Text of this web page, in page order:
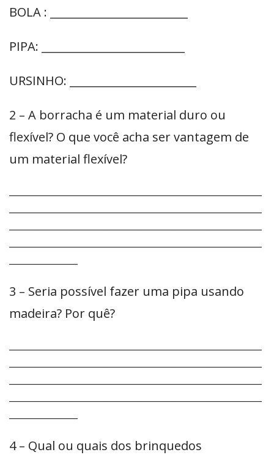
BOLA : _________________________
PIPA: __________________________
URSINHO: _______________________
2 – A borracha é um material duro ou
flexível? O que você acha ser vantagem de
um material flexível?
3 – Seria possível fazer uma pipa usando
madeira? Por quê?
4 – Qual ou quais dos brinquedos